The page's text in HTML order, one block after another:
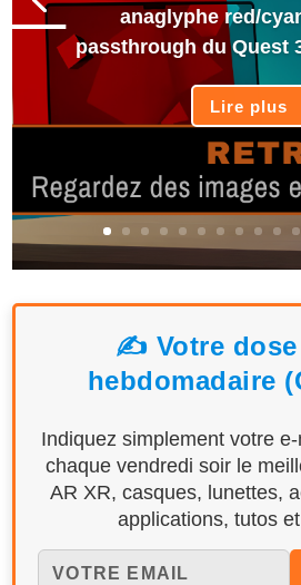
anaglyphe red/
passthrough du Quest
Lire plus
✍️ Votre
hebdomadaire
Indiquez simplement votre
chaque vendredi soir le
AR XR, casques, lunettes,
applications, tutos